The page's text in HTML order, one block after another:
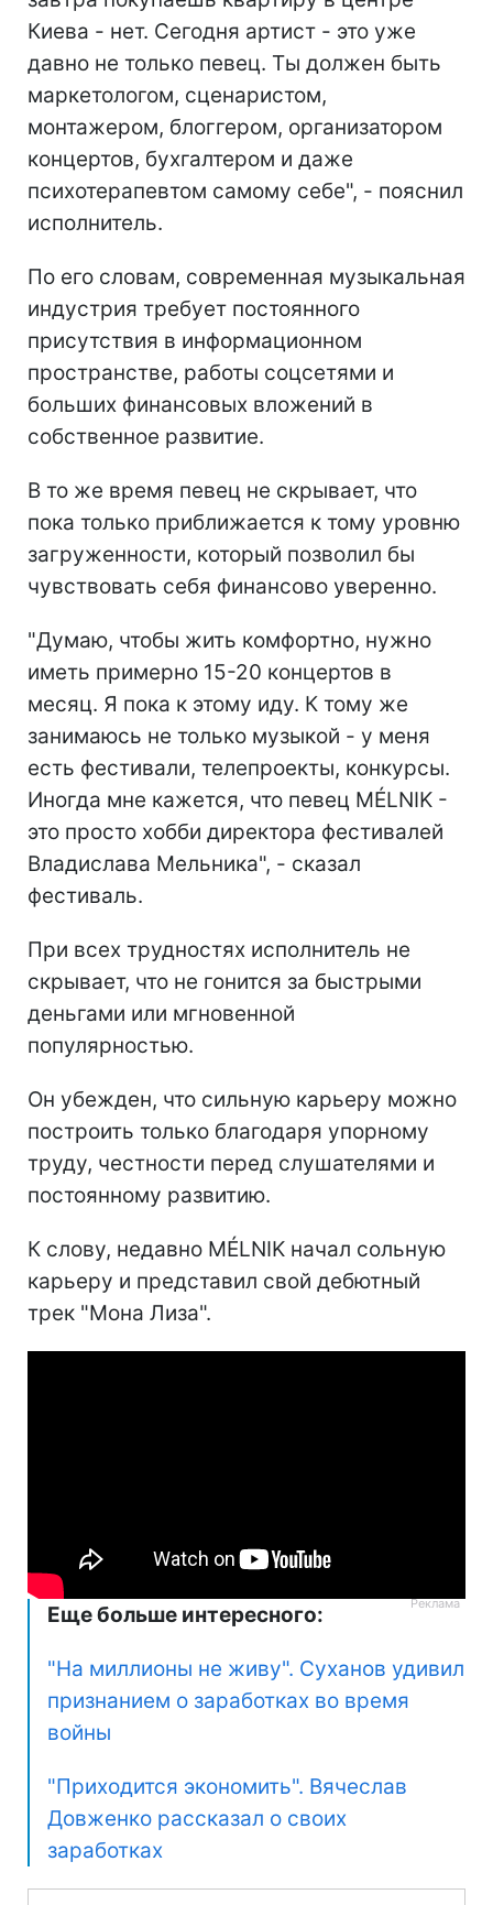
Киева - нет. Сегодня артист - это уже
давно не только певец. Ты должен быть
маркетологом, сценаристом,
монтажером, блоггером, организатором
концертов, бухгалтером и даже
психотерапевтом самому себе", - пояснил
исполнитель.
По его словам, современная музыкальная
индустрия требует постоянного
присутствия в информационном
пространстве, работы соцсетями и
больших финансовых вложений в
собственное развитие.
В то же время певец не скрывает, что
пока только приближается к тому уровню
загруженности, который позволил бы
чувствовать себя финансово уверенно.
"Думаю, чтобы жить комфортно, нужно
иметь примерно 15-20 концертов в
месяц. Я пока к этому иду. К тому же
занимаюсь не только музыкой - у меня
есть фестивали, телепроекты, конкурсы.
Иногда мне кажется, что певец MÉLNIK -
это просто хобби директора фестивалей
Владислава Мельника", - сказал
фестиваль.
При всех трудностях исполнитель не
скрывает, что не гонится за быстрыми
деньгами или мгновенной
популярностью.
Он убежден, что сильную карьеру можно
построить только благодаря упорному
труду, честности перед слушателями и
постоянному развитию.
К слову, недавно MÉLNIK начал сольную
карьеру и представил свой дебютный
трек "Мона Лиза".
Еще больше интересного:
"На миллионы не живу". Суханов удивил
признанием о заработках во время
войны
"Приходится экономить". Вячеслав
Довженко рассказал о своих
заработках